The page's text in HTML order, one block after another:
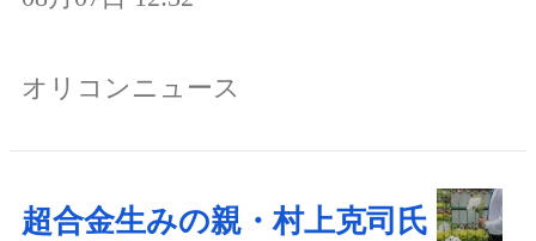
オリコンニュース
超合金生みの親・村上克司氏